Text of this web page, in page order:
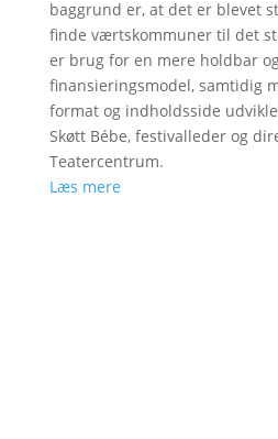
baggrund er, at det er blevet
finde værtskommuner til det
er brug for en mere holdbar
finansieringsmodel, samtidig
format og indholdsside
Skøtt Bébe, festivalleder og
Teatercentrum.
Læs mere